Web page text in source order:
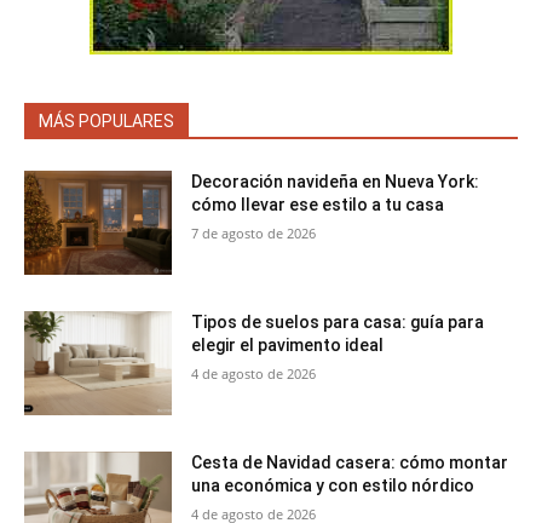
MÁS POPULARES
Decoración navideña en Nueva York:
cómo llevar ese estilo a tu casa
7 de agosto de 2026
Tipos de suelos para casa: guía para
elegir el pavimento ideal
4 de agosto de 2026
Cesta de Navidad casera: cómo montar
una económica y con estilo nórdico
4 de agosto de 2026